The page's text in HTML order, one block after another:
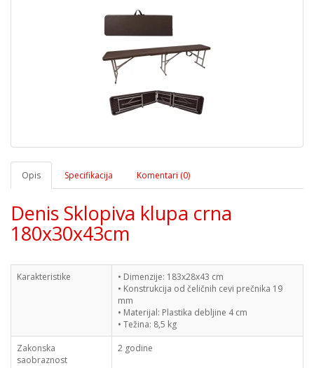
Opis Specifikacija Komentari (0)
Denis Sklopiva klupa crna
180x30x43cm
Karakteristike
• Dimenzije: 183x28x43 cm
• Konstrukcija od čeličnih cevi prečnika 19
mm
• Materijal: Plastika debljine 4 cm
• Težina: 8,5 kg
Zakonska
saobraznost
2 godine